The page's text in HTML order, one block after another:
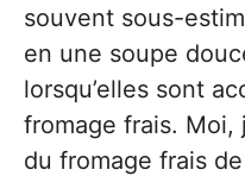
souvent sous-
en une soupe
lorsqu’elles sont
fromage frais. Moi,
du fromage frais